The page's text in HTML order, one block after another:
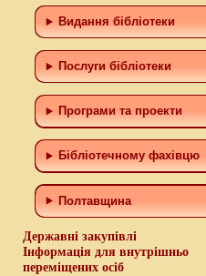
Видання бібліотеки
Послуги бібліотеки
Програми та проекти
Бiблiотечному фахiвцю
Полтавщина
Державні закупівлі
Інформація для внутрішньо
переміщених осіб